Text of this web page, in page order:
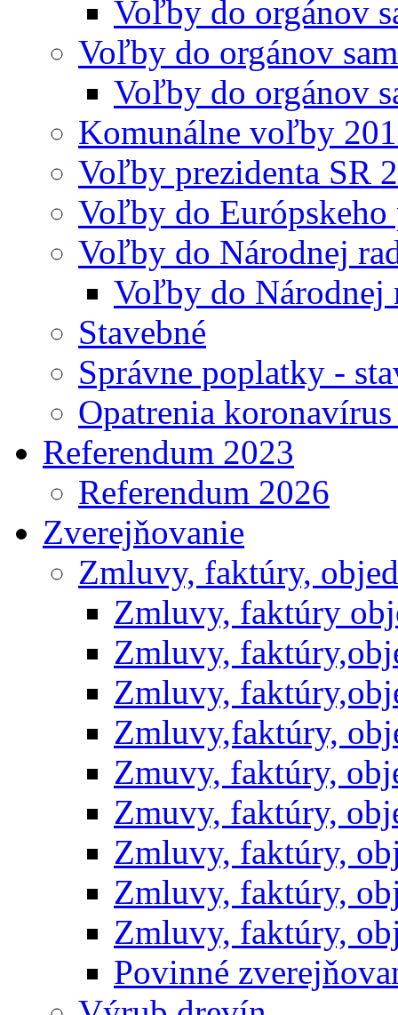
Voľby do orgánov
Voľby do orgánov
Voľby do orgánov
Komunálne voľby
Voľby prezidenta SR
Voľby do Európskeho
Voľby do Národnej
Voľby do Národnej
Stavebné
Správne poplatky -
Opatrenia
Referendum 2023
Referendum 2026
Zverejňovanie
Zmluvy, faktúry,
Zmluvy, faktúry
Zmluvy,
Zmluvy,
Zmluvy,faktúry,
Zmuvy, faktúry,
Zmuvy, faktúry,
Zmluvy, faktúry,
Zmluvy, faktúry,
Zmluvy, faktúry,
Povinné